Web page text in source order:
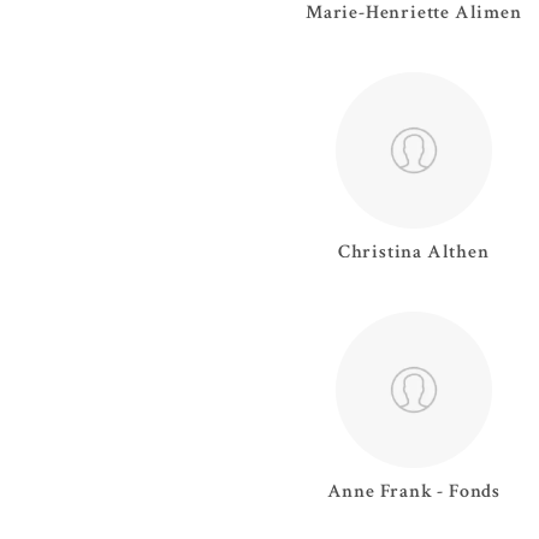
Marie-Henriette Alimen
Christina Althen
Anne Frank - Fonds